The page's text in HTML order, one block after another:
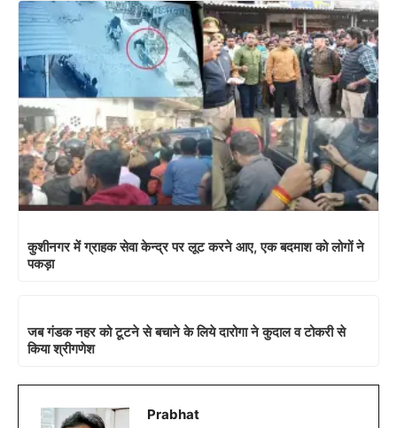
कुशीनगर में ग्राहक सेवा केन्द्र पर लूट करने आए, एक बदमाश को लोगों ने
पकड़ा
जब गंडक नहर को टूटने से बचाने के लिये दारोगा ने कुदाल व टोकरी से
किया श्रीगणेश
Prabhat